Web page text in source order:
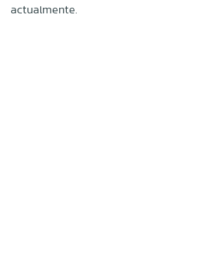
actualmente.